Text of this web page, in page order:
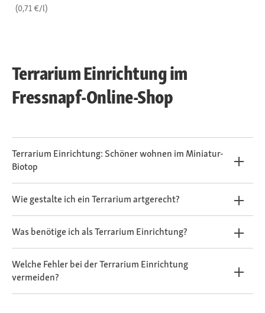
(0,71 €/l)
Terrarium Einrichtung im
Fressnapf-Online-Shop
Terrarium Einrichtung: Schöner wohnen im Miniatur-
Biotop
Wie gestalte ich ein Terrarium artgerecht?
Was benötige ich als Terrarium Einrichtung?
Welche Fehler bei der Terrarium Einrichtung
vermeiden?